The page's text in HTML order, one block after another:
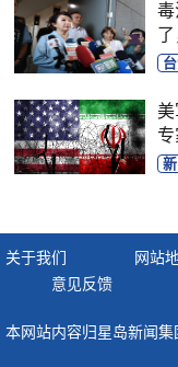
美
关于我们 网站
意见反馈
本网站内容归星岛新闻